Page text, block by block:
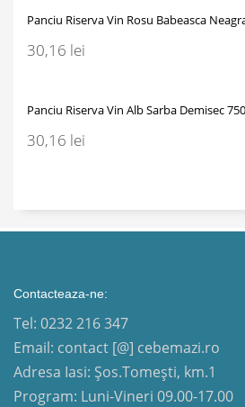
Panciu Riserva Vin Rosu Babeasca
30,16 lei
Panciu Riserva Vin Alb Sarba Demisec
30,16 lei
Contacteaza-ne:
Tel: 0232 216 347
Email: contact [@] cebemazi.ro
Adresa Iasi: Șos.Tomești, km.1
Program: Luni-Vineri 09.00-17.00